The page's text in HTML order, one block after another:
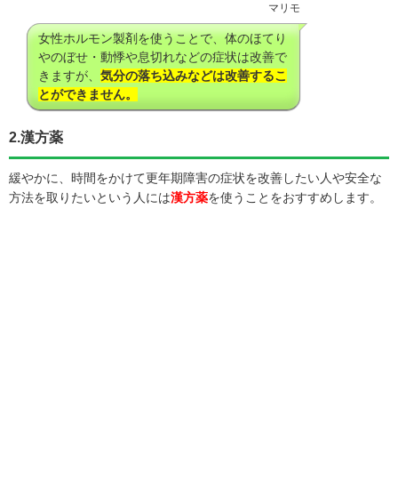
マリモ
女性ホルモン製剤を使うことで、体のほてり
やのぼせ・動悸や息切れなどの症状は改善で
きますが、 気分の落ち込みなどは改善するこ
とができません。
2.漢方薬
緩やかに、時間をかけて更年期障害の症状を改善したい人や安全な
方法を取りたいという人には漢方薬を使うことをおすすめします。